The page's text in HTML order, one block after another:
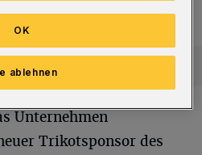
(0:0).
Unternehmen
Trikotsponsor des
ablehnen
OK